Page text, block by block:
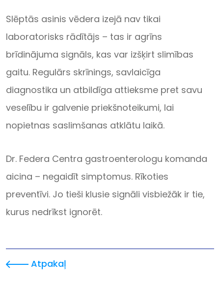
Slēptās asinis vēdera izejā nav tikai
laboratorisks rādītājs – tas ir agrīns
brīdinājuma signāls, kas var izšķirt slimības
gaitu. Regulārs skrīnings, savlaicīga
diagnostika un atbildīga attieksme pret savu
veselību ir galvenie priekšnoteikumi, lai
nopietnas saslimšanas atklātu laikā.
Dr. Federa Centra gastroenterologu komanda
aicina – negaidīt simptomus. Rīkoties
preventīvi. Jo tieši klusie signāli visbiežāk ir tie,
kurus nedrīkst ignorēt.
Atpakaļ